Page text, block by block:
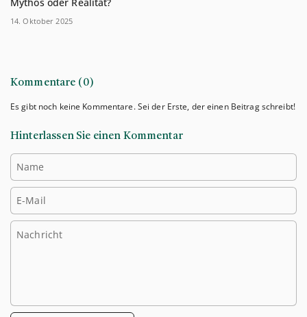
14. Oktober 2025
Kommentare (0)
Es gibt noch keine Kommentare. Sei der Erste, der einen Beitrag schreibt!
Hinterlassen Sie einen Kommentar
Name
E-Mail
Nachricht